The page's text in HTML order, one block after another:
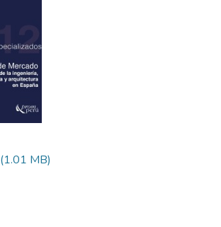
(1.01 MB)